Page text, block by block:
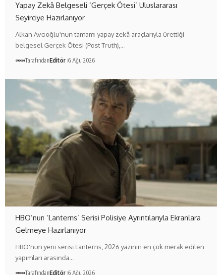
Yapay Zekâ Belgeseli ‘Gerçek Ötesi’ Uluslararası
Seyirciye Hazırlanıyor
Alkan Avcıoğlu'nun tamamı yapay zekâ araçlarıyla ürettiği
belgesel Gerçek Ötesi (Post Truth),…
TarafındanEditör 6 Ağu 2026
HBO’nun ‘Lanterns’ Serisi Polisiye Ayrıntılarıyla Ekranlara
Gelmeye Hazırlanıyor
HBO'nun yeni serisi Lanterns, 2026 yazının en çok merak edilen
yapımları arasında…
TarafındanEditör 6 Ağu 2026